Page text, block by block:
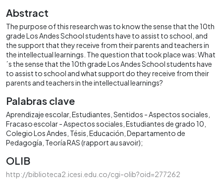
Abstract
The purpose of this research was to know the sense that the 10th
grade Los Andes School students have to assist to school, and
the support that they receive from their parents and teachers in
the intellectual learnings. The question that took place was: What
´s the sense that the 10th grade Los Andes School students have
to assist to school and what support do they receive from their
parents and teachers in the intellectual learnings?
Palabras clave
Aprendizaje escolar Estudiantes Sentidos - Aspectos sociales
Fracaso escolar - Aspectos sociales Estudiantes de grado 10
Colegio Los Andes Tésis Educación Departamento de
Pedagogía Teoría RAS (rapport au savoir);
OLIB
http://biblioteca2.icesi.edu.co/cgi-olib?oid=277262